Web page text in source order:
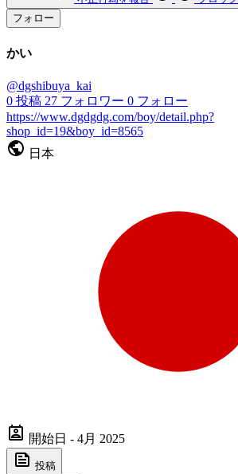
フォロー
かい
@dgshibuya_kai
0 投稿 27 フォロワー 0 フォロー
https://www.dgdgdg.com/boy/detail.php?
shop_id=19&boy_id=8565
日本
開始日 - 4月 2025
投稿